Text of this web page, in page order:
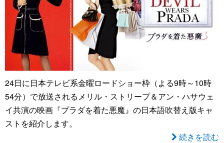
24日に日本テレビ系金曜ロードショー枠（よる9時～10時
54分）で放送されるメリル・ストリープ＆アン・ハサウェ
イ共演の映画『プラダを着た悪魔』の日本語吹替え版キャ
ストを紹介します。
続きを読む